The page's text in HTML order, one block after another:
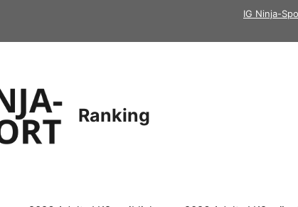
IG Ninja-
Ranking